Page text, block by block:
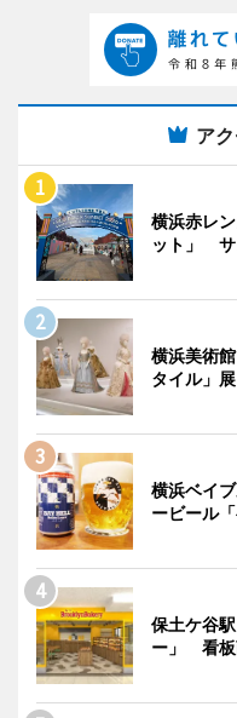
ア
横浜赤レ
ット」 サ
横浜美術
タイル」
横浜ベイ
ービール
保土ケ谷
ー」 看板